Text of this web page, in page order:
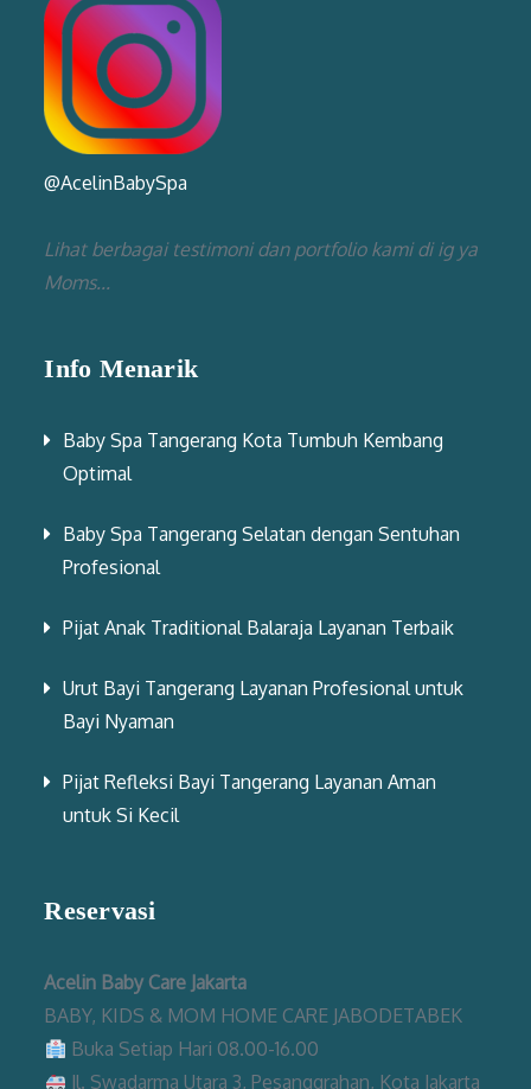
@AcelinBabySpa
Lihat berbagai testimoni dan portfolio kami di ig ya
Moms...
Info Menarik
Baby Spa Tangerang Kota Tumbuh Kembang
Optimal
Baby Spa Tangerang Selatan dengan Sentuhan
Profesional
Pijat Anak Traditional Balaraja Layanan Terbaik
Urut Bayi Tangerang Layanan Profesional untuk
Bayi Nyaman
Pijat Refleksi Bayi Tangerang Layanan Aman
untuk Si Kecil
Reservasi
Acelin Baby Care Jakarta
BABY, KIDS & MOM HOME CARE JABODETABEK
Buka Setiap Hari 08.00-16.00
Jl. Swadarma Utara 3, Pesanggrahan, Kota Jakarta